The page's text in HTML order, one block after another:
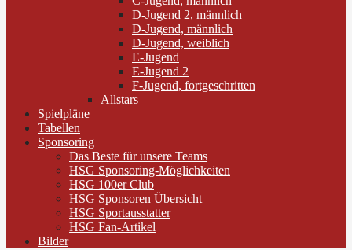
D-Jugend 2, männlich
D-Jugend, männlich
D-Jugend, weiblich
E-Jugend
E-Jugend 2
F-Jugend, fortgeschritten
Allstars
Spielpläne
Tabellen
Sponsoring
Das Beste für unsere Teams
HSG Sponsoring-Möglichkeiten
HSG 100er Club
HSG Sponsoren Übersicht
HSG Sportausstatter
HSG Fan-Artikel
Bilder